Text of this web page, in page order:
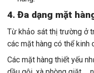
4. Đa dạng mặt
Từ khảo sát thị trường ở
các mặt hàng có thể kinh
Các mặt hàng thiết yếu